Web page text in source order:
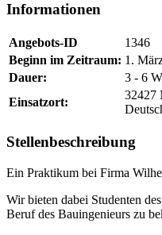
Informationen
Angebots-ID
1346
Beginn im Zeitraum: 1.
Dauer:
3 - 6
Einsatzort:
32427
Stellenbeschreibung
Ein Praktikum bei Firma
Wir bieten dabei Studenten
Beruf des Bauingenieurs zu